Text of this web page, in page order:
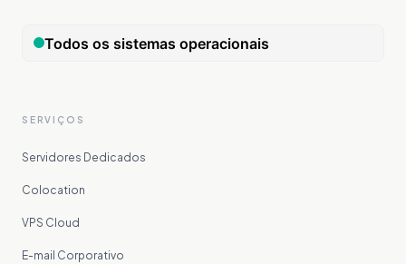
SERVIÇOS
Servidores Dedicados
Colocation
VPS Cloud
E-mail Corporativo